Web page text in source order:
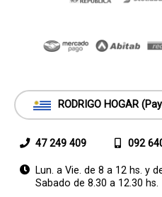
RODRIGO HOGAR
47 249 409 092
Lun. a Vie. de 8 a 12 hs. y
Sabado de 8.30 a 12.30 hs.